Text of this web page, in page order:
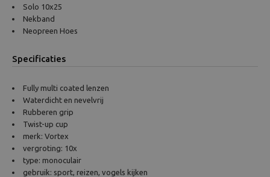
Solo 10x25
Nekband
Neopreen Hoes
Specificaties
Fully multi coated lenzen
Waterdicht en nevelvrij
Rubberen grip
Twist-up cup
merk: Vortex
vergroting: 10x
type: monoculair
gebruik: sport, reizen, vogels kijken